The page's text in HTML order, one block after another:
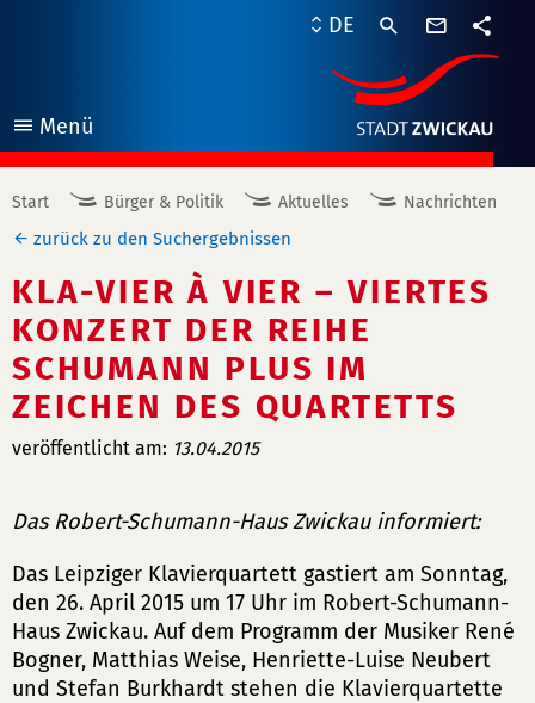
Menü
öffnen
DE
Start Bürger & Politik Aktuelles Nachrichten
zurück zu den Suchergebnissen
KLA-VIER À VIER – VIERTES
KONZERT DER REIHE
SCHUMANN PLUS IM
ZEICHEN DES QUARTETTS
veröffentlicht am: 13.04.2015
Das Robert-Schumann-Haus Zwickau informiert:
Das Leipziger Klavierquartett gastiert am Sonntag,
den 26. April 2015 um 17 Uhr im Robert-Schumann-
Haus Zwickau. Auf dem Programm der Musiker René
Bogner, Matthias Weise, Henriette-Luise Neubert
und Stefan Burkhardt stehen die Klavierquartette